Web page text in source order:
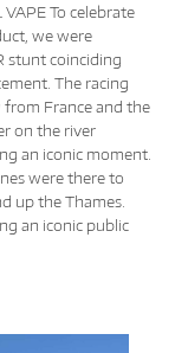
VAPE To celebrate
we were
stunt coinciding
The racing
France and the
on the river
an iconic moment.
were there to
up the Thames.
an iconic public